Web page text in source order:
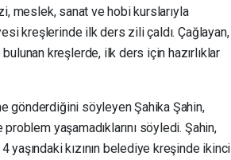
meslek, sanat ve hobi kurslarıyla
kreşlerinde ilk ders zili çaldı. Çağlayan,
kreşlerde, ilk ders için hazırlıklar
gönderdiğini söyleyen Şahika Şahin,
yaşamadıklarını söyledi. Şahin,
kızının belediye kreşinde ikinci